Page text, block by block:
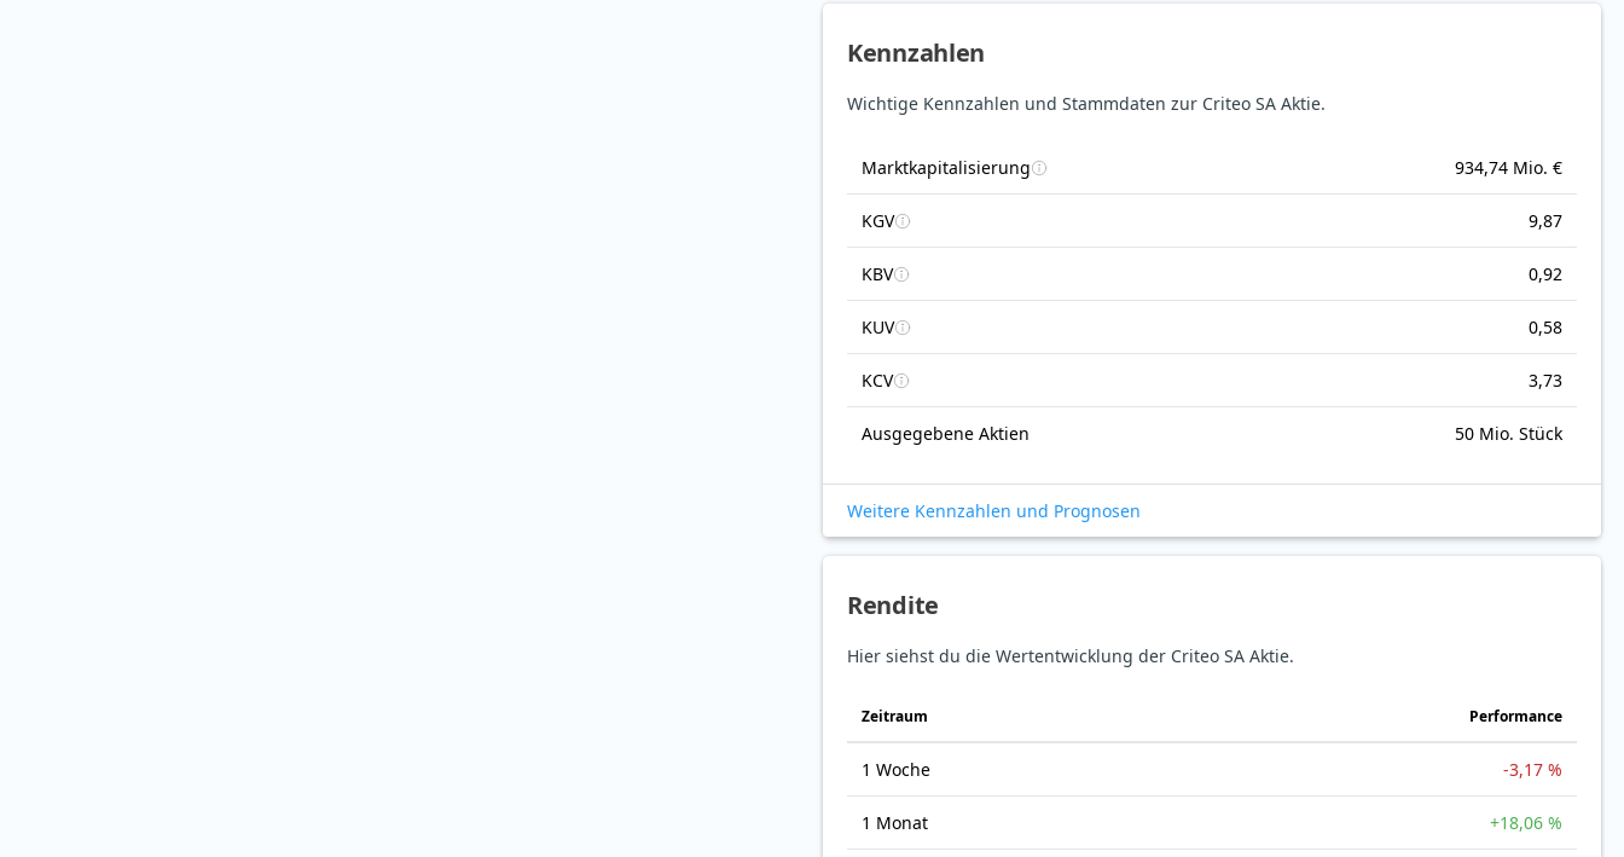
Kennzahlen
Wichtige Kennzahlen und Stammdaten zur Criteo SA Aktie.
Marktkapitalisierung 934,74 Mio. €
KGV 9,87
KBV 0,92
KUV 0,58
KCV 3,73
Ausgegebene Aktien 50 Mio. Stück
Weitere Kennzahlen und Prognosen
Rendite
Hier siehst du die Wertentwicklung der Criteo SA Aktie.
Zeitraum Perfor­mance
1 Woche -3,17 %
1 Monat +18,06 %